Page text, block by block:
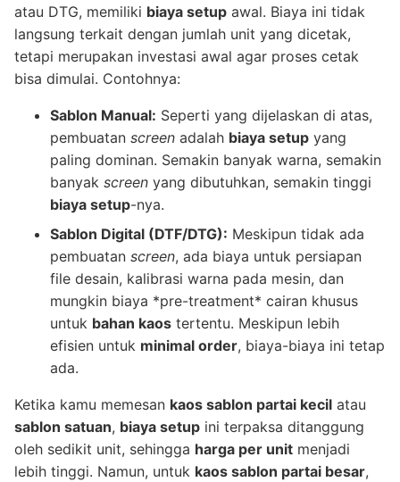
atau DTG, memiliki biaya setup awal. Biaya ini tidak
langsung terkait dengan jumlah unit yang dicetak,
tetapi merupakan investasi awal agar proses cetak
bisa dimulai. Contohnya:
Sablon Manual: Seperti yang dijelaskan di atas,
pembuatan screen adalah biaya setup yang
paling dominan. Semakin banyak warna, semakin
banyak screen yang dibutuhkan, semakin tinggi
biaya setup-nya.
Sablon Digital (DTF/DTG): Meskipun tidak ada
pembuatan screen, ada biaya untuk persiapan
file desain, kalibrasi warna pada mesin, dan
mungkin biaya *pre-treatment* cairan khusus
untuk bahan kaos tertentu. Meskipun lebih
efisien untuk minimal order, biaya-biaya ini tetap
ada.
Ketika kamu memesan kaos sablon partai kecil atau
sablon satuan, biaya setup ini terpaksa ditanggung
oleh sedikit unit, sehingga harga per unit menjadi
lebih tinggi. Namun, untuk kaos sablon partai besar,